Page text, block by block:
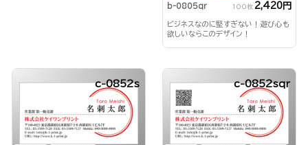
b-0805qr 100枚 2,420円
ビジネスなのに堅すぎない！遊び心も
欲しいならこのデザイン！
c-0852s c-0852sqr